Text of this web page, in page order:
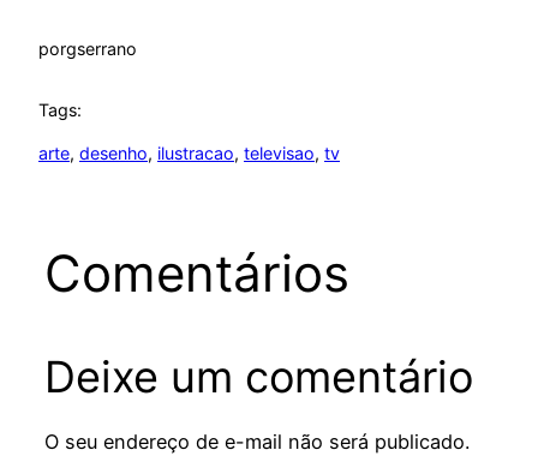
porgserrano
Tags:
arte, desenho, ilustracao, televisao, tv
Comentários
Deixe um comentário
O seu endereço de e-mail não será publicado.